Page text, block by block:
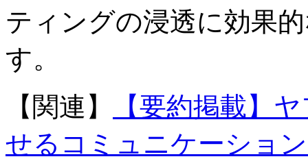
ティングの浸透に効果
す。
【関連】
【要約掲載】
せるコミュニケーショ